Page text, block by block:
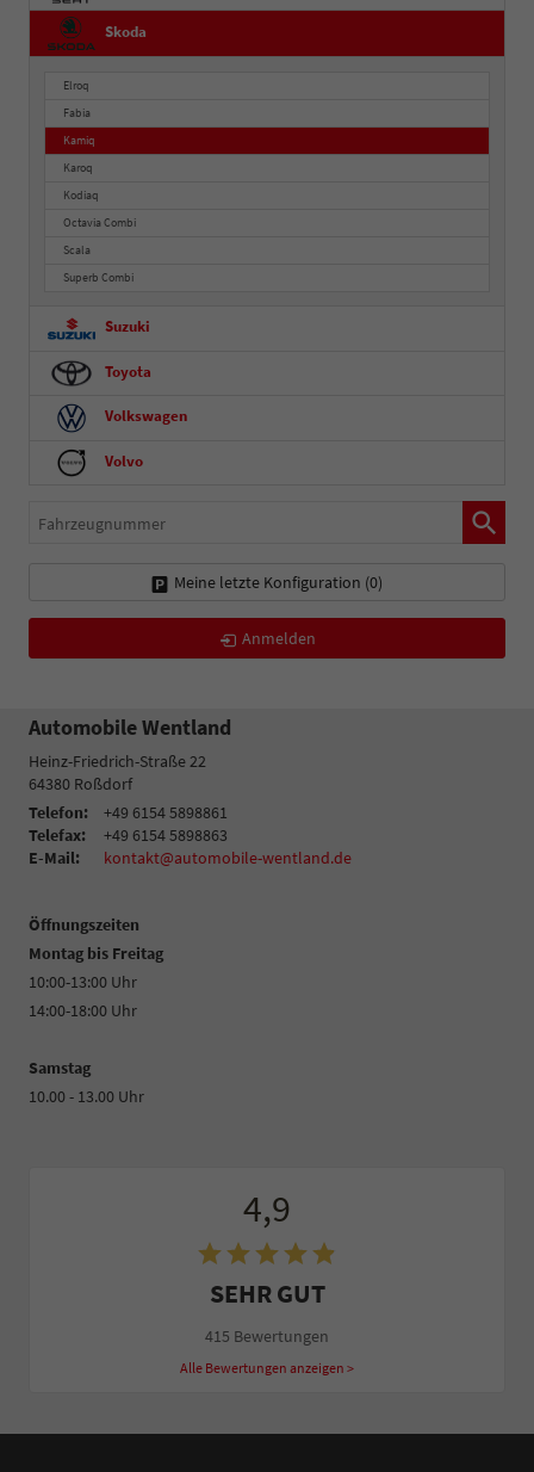
Skoda
Elroq
Fabia
Kamiq
Karoq
Kodiaq
Octavia Combi
Scala
Superb Combi
Suzuki
Toyota
Volkswagen
Volvo
Fahrzeugnummer
Meine letzte Konfiguration (0)
Anmelden
Automobile Wentland
Heinz-Friedrich-Straße 22
64380 Roßdorf
Telefon:
+49 6154 5898861
Telefax:
+49 6154 5898863
E-Mail:
kontakt@automobile-wentland.de
Öffnungszeiten
Montag bis Freitag
10:00-13:00 Uhr
14:00-18:00 Uhr
Samstag
10.00 - 13.00 Uhr
4,9
SEHR GUT
415 Bewertungen
Alle Bewertungen anzeigen >